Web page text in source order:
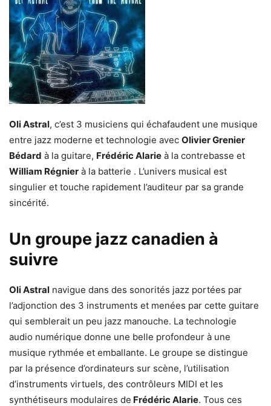
Oli Astral, c’est 3 musiciens qui échafaudent une musique
entre jazz moderne et technologie avec Olivier Grenier
Bédard à la guitare, Frédéric Alarie à la contrebasse et
William Régnier à la batterie . L’univers musical est
singulier et touche rapidement l’auditeur par sa grande
sincérité.
Un groupe jazz canadien à
suivre
Oli Astral navigue dans des sonorités jazz portées par
l’adjonction des 3 instruments et menées par cette guitare
qui semblerait un peu jazz manouche. La technologie
audio numérique donne une belle profondeur à une
musique rythmée et emballante. Le groupe se distingue
par la présence d’ordinateurs sur scène, l’utilisation
d’instruments virtuels, des contrôleurs MIDI et les
synthétiseurs modulaires de Frédéric Alarie. Tous ces